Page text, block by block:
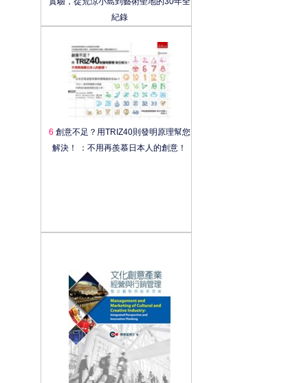
紀錄
6 創意不足？用TRIZ40則發明原理幫您
解決！ ：不用再羨慕日本人的創意！